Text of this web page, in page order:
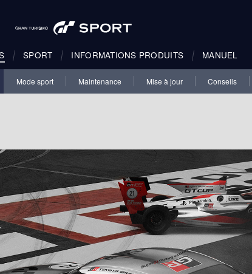
SPORT INFORMATIONS PRODUITS MANUEL
Mode sport Maintenance Mise à jour Conseils